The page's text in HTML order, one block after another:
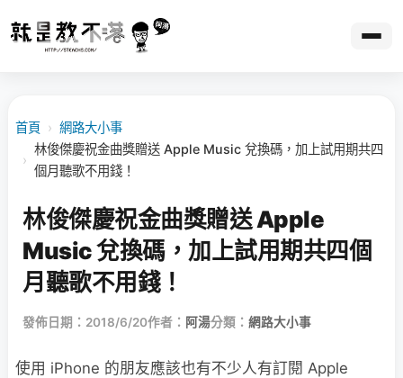
首頁 › 網路大小事
›
林俊傑慶祝金曲獎贈送 Apple Music 兌換碼，加上試用期共四
個月聽歌不用錢！
林俊傑慶祝金曲獎贈送 Apple
Music 兌換碼，加上試用期共四個
月聽歌不用錢！
發佈日期：2018/6/20作者： 阿湯分類： 網路大小事
使用 iPhone 的朋友應該也有不少人有訂閱 Apple